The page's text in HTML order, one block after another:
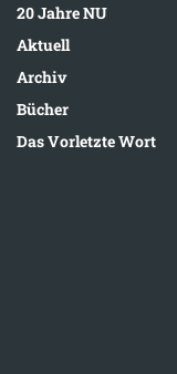
20 Jahre NU
Aktuell
Archiv
Bücher
Das Vorletzte Wort